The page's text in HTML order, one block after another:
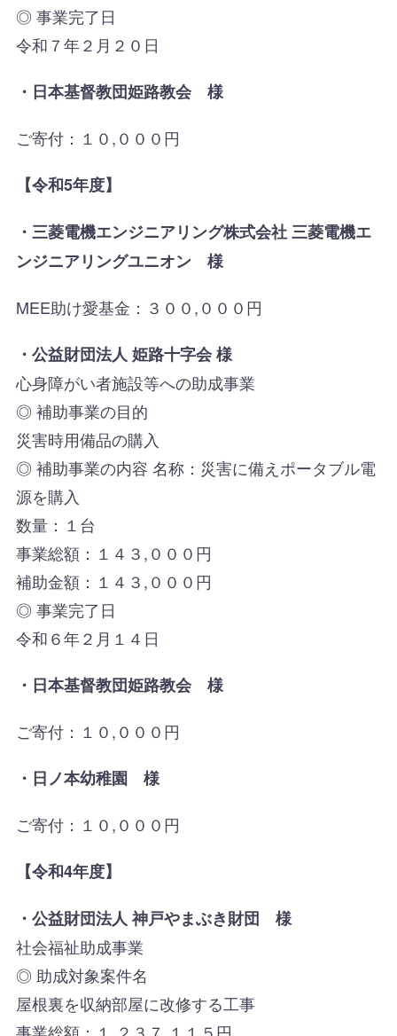
◎ 事業完了日
令和７年２月２０日
・日本基督教団姫路教会 様
ご寄付：１０,０００円
【令和5年度】
・三菱電機エンジニアリング株式会社三菱電機エ
ンジニアリングユニオン 様
MEE助け愛基金：３００,０００円
・公益財団法人 姫路十字会 様
心身障がい者施設等への助成事業
◎ 補助事業の目的
災害時用備品の購入
◎ 補助事業の内容 名称：災害に備えポータブル電
源を購入
数量：１台
事業総額：１４３,０００円
補助金額：１４３,０００円
◎ 事業完了日
令和６年２月１４日
・日本基督教団姫路教会 様
ご寄付：１０,０００円
・日ノ本幼稚園 様
ご寄付：１０,０００円
【令和4年度】
・ 公益財団法人 神戸やまぶき財団 様
社会福祉助成事業
◎ 助成対象案件名
屋根裏を収納部屋に改修する工事